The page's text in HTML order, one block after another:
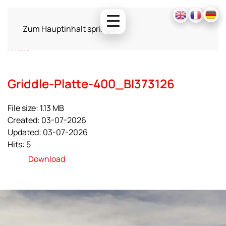
Zum Hauptinhalt springen
Griddle-Platte-400_BI373126
File size: 1.13 MB
Created: 03-07-2026
Updated: 03-07-2026
Hits: 5
Download